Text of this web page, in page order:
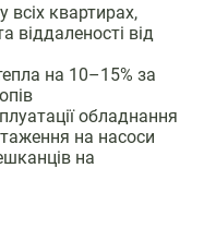
всіх квартирах,
віддаленості від
на 10–15% за
обладнання
на насоси
на